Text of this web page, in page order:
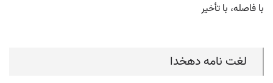
با فاصله، با تأخیر
لغت نامه دهخدا